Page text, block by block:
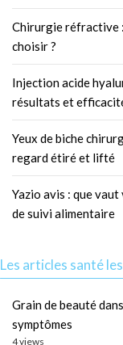
Chirurgie réfractive
choisir ?
Injection acide
résultats et
Yeux de biche
regard étiré et lifté
Yazio avis : que
de suivi alimentaire
Les articles santé
Grain de beauté
symptômes
4 views